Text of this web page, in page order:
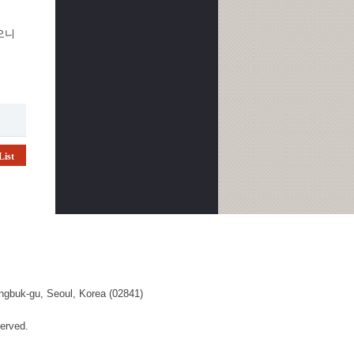
니
gu, Seoul, Korea (02841)